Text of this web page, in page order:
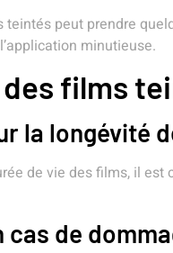
teintés peut prendre
minutieuse.
films
la longévité
de vie des films, il
cas de